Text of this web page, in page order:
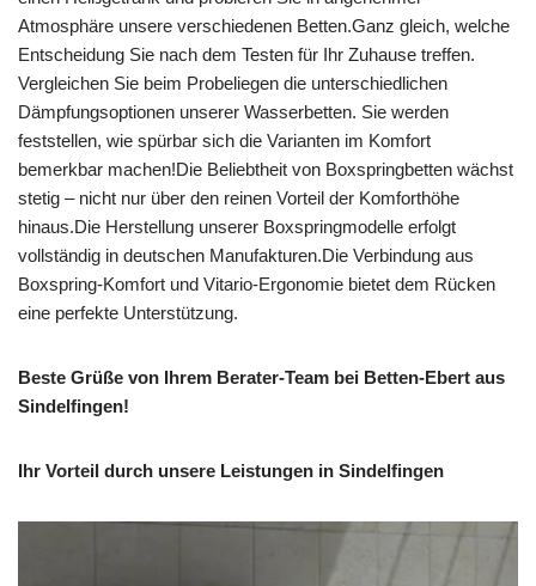
Atmosphäre unsere verschiedenen Betten.Ganz gleich, welche
Entscheidung Sie nach dem Testen für Ihr Zuhause treffen.
Vergleichen Sie beim Probeliegen die unterschiedlichen
Dämpfungsoptionen unserer Wasserbetten. Sie werden
feststellen, wie spürbar sich die Varianten im Komfort
bemerkbar machen!Die Beliebtheit von Boxspringbetten wächst
stetig – nicht nur über den reinen Vorteil der Komforthöhe
hinaus.Die Herstellung unserer Boxspringmodelle erfolgt
vollständig in deutschen Manufakturen.Die Verbindung aus
Boxspring-Komfort und Vitario-Ergonomie bietet dem Rücken
eine perfekte Unterstützung.
Beste Grüße von Ihrem Berater-Team bei Betten-Ebert aus
Sindelfingen!
Ihr Vorteil durch unsere Leistungen in Sindelfingen